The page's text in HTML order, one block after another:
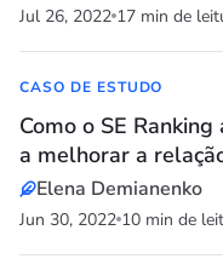
Jul 26, 2022 17 min de
CASO DE ESTUDO
Como o SE
a melhorar a
Elena Demianenko
Jun 30, 2022 10 min de